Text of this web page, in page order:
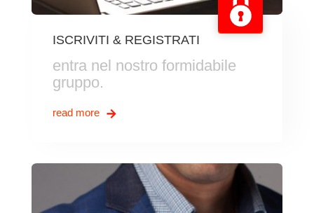
ISCRIVITI & REGISTRATI
entra nel nostro formidabile
gruppo.
read more